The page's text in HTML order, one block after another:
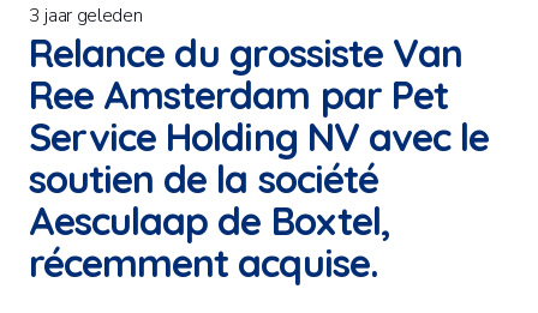
3 jaar geleden
Relance du grossiste Van
Ree Amsterdam par Pet
Service Holding NV avec le
soutien de la société
Aesculaap de Boxtel,
récemment acquise.